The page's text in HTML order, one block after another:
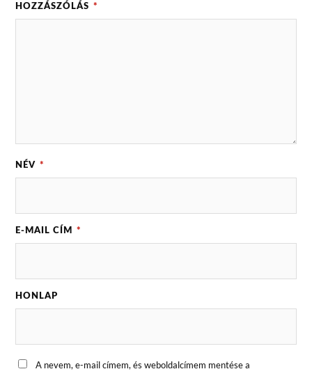
HOZZÁSZÓLÁS *
NÉV *
E-MAIL CÍM *
HONLAP
A nevem, e-mail címem, és weboldalcímem mentése a